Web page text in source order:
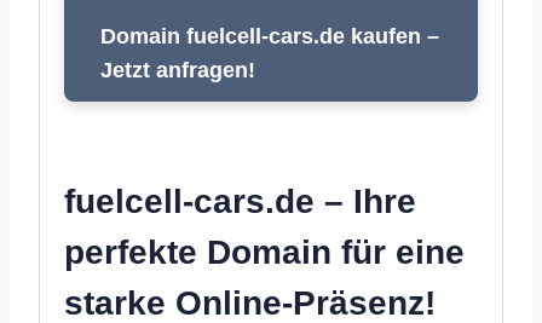
Domain fuelcell-cars.de kaufen –
Jetzt anfragen!
fuelcell-cars.de – Ihre
perfekte Domain für eine
starke Online-Präsenz!